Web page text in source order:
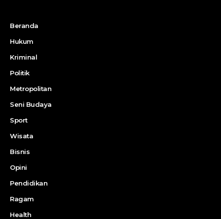
Beranda
Hukum
Kriminal
Politik
Metropolitan
Seni Budaya
Sport
Wisata
Bisnis
Opini
Pendidikan
Ragam
Health